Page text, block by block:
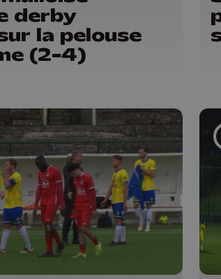
derby
la pelouse
(2-4)